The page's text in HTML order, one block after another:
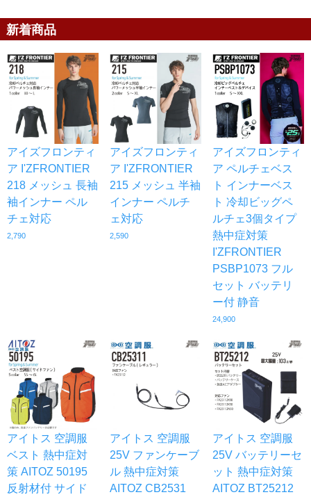
新着商品
アイズフロンティ
ア I'ZFRONTIER
218 メッシュ 長袖
袖インナー ペル
チェ対応
2,790
アイズフロンティ
ア I'ZFRONTIER
215 メッシュ 半袖
インナー ペルチ
ェ対応
2,590
アイズフロンティ
ア ペルチェベス
ト インナーベス
ト 冷却ビッグペ
ルチェ3個タイプ
熱中症対策
I'ZFRONTIER
PSBP1073 フル
セット バッテリ
ー付 静音
24,900
アイトス 空調服
ベスト 熱中症対
策 AITOZ 50195
反射材付 サイド
アイトス 空調服
25V ファンケーブ
ル 熱中症対策
AITOZ CB2531
アイトス 空調服
25V バッテリーセ
ット 熱中症対策
AITOZ BT25212